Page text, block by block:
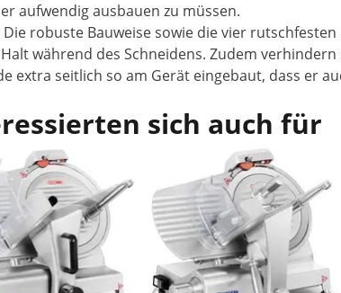
aufwendig ausbauen zu müssen.
robuste Bauweise sowie die vier
während des Schneidens. Zudem
extra seitlich so am Gerät eingebaut, dass er
sich auch für